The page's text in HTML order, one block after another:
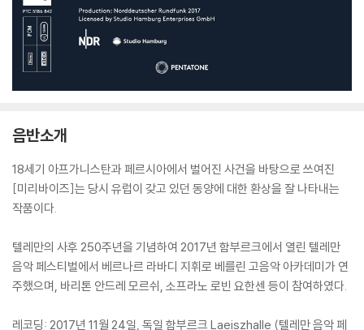
음반소개
18세기 아프가니스탄과 페르시아에서 벌어진 사건을 바탕으로 쓰여진
[미리바이즈]는 당시 유럽이 갖고 있던 동양에 대한 환상을 잘 나타내는
작품이다.
텔레만의 사후 250주년을 기념하여 2017년 함부르크에서 열린 텔레만
음악 페스티벌에서 베르나르 라바디 지휘로 베를린 고음악 아카데미가 연
주했으며, 바리톤 안드레 모르쉬, 소프라노 로빈 요한센 등이 참여하였다.
레코딩: 2017년 11월 24일, 독일 함부르크 Laeiszhalle (텔레만 음악 페